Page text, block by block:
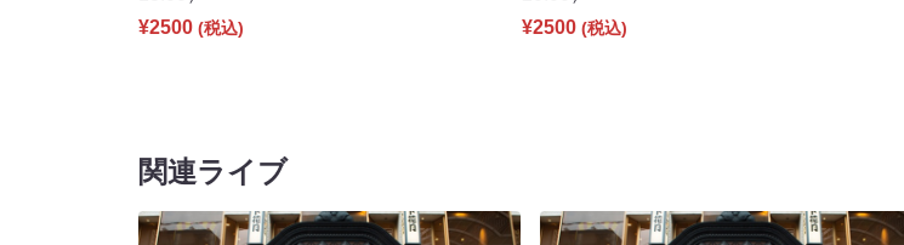
¥2500 (税込)
¥2500 (税込)
関連ライブ